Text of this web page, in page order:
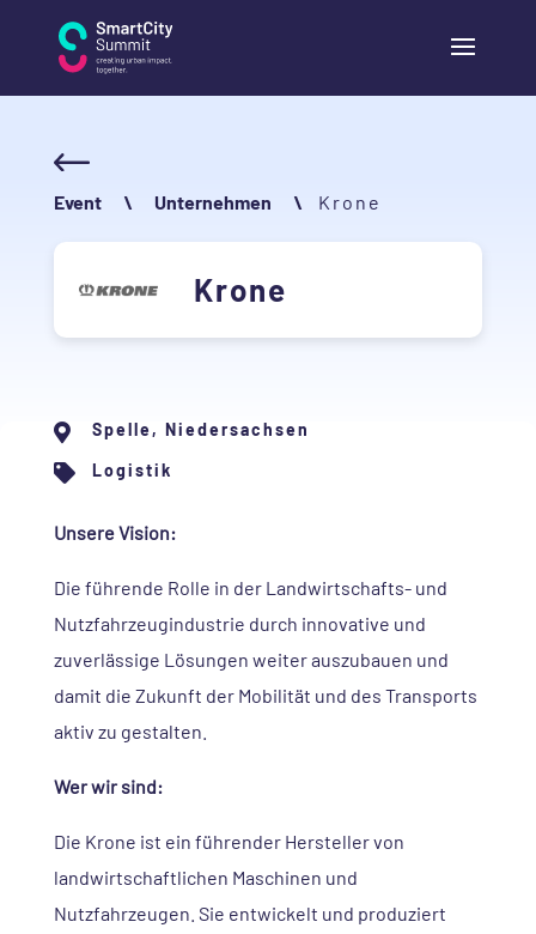
Event \ Unternehmen \ Krone
Krone
 Spelle, Niedersachsen
 Logistik
Unsere Vision:
Die führende Rolle in der Landwirtschafts- und
Nutzfahrzeugindustrie durch innovative und
zuverlässige Lösungen weiter auszubauen und
damit die Zukunft der Mobilität und des Transports
aktiv zu gestalten.
Wer wir sind:
Die Krone ist ein führender Hersteller von
landwirtschaftlichen Maschinen und
Nutzfahrzeugen. Sie entwickelt und produziert